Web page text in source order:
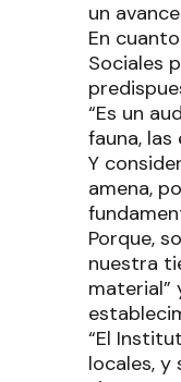
un
En
Sociales
“Es un
fauna,
Y
amena,
Porque,
nuestra
material”
“El
locales, y